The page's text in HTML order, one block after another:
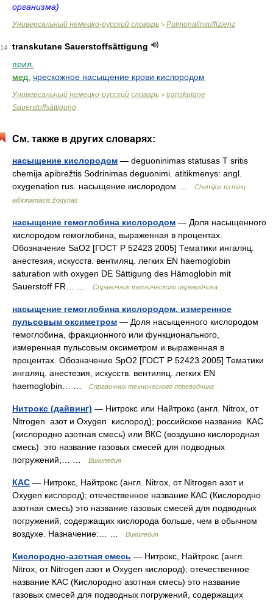
организма)
Универсальный немецко-русский словарь > Pulmonalinsuffizienz
14
transkutane Sauerstoffsättigung
прил.
мед. чрескожное насыщение крови кислородом
Универсальный немецко-русский словарь > transkutane
Sauerstoffsättigung
См. также в других словарях:
насыщение кислородом — deguoninimas statusas T sritis
chemija apibrėžtis Sodrinimas deguonimi. atitikmenys: angl.
oxygenation rus. насыщение кислородом …
Chemijos terminų
aiškinamasis žodynas
насыщение гемоглобина кислородом — Доля насыщенного
кислородом гемоглобина, выраженная в процентах.
Обозначение SaO2 [ГОСТ Р 52423 2005] Тематики ингаляц.
анестезия, искусств. вентиляц. легких EN haemoglobin
saturation with oxygen DE Sättigung des Hämoglobin mit
Sauerstoff FR… …
Справочник технического переводчика
насыщение гемоглобина кислородом, измеренное
пульсовым оксиметром — Доля насыщенного кислородом
гемоглобина, фракционного или функционального,
измеренная пульсовым оксиметром и выраженная в
процентах. Обозначение SpO2 [ГОСТ Р 52423 2005] Тематики
ингаляц. анестезия, искусств. вентиляц. легких EN
haemoglobin… …
Справочник технического переводчика
Нитрокс (дайвинг) — Нитрокс или Найтрокс (англ. Nitrox, от
Nitrogen азот и Oxygen кислород); российское название КАС
(кислородно азотная смесь) или ВКС (воздушно кислородная
смесь) это название газовых смесей для подводных
погружений,… …
Википедия
КАС — Нитрокс, Найтрокс (англ. Nitrox, от Nitrogen азот и
Oxygen кислород); отечественное название КАС (Кислородно
азотная смесь) это название газовых смесей для подводных
погружений, содержащих кислорода больше, чем в обычном
воздухе. Назначение:… …
Википедия
Кислородно-азотная смесь — Нитрокс, Найтрокс (англ.
Nitrox, от Nitrogen азот и Oxygen кислород); отечественное
название КАС (Кислородно азотная смесь) это название
газовых смесей для подводных погружений, содержащих